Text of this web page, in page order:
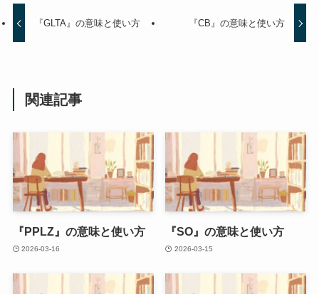
『GLTA』の意味と使い方 『CB』の意味と使い方
関連記事
『PPLZ』の意味と使い方
2026-03-16
『SO』の意味と使い方
2026-03-15